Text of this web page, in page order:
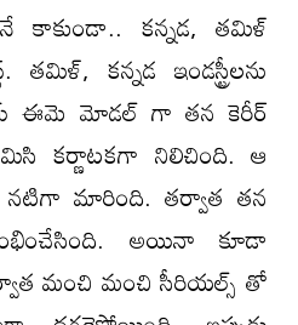
కాకుండా.. కన్నడ, తమిళ్
కన్నడ ఇండస్ట్రీలను
ఈమె మోడల్ గా తన కెరీర్
కర్ణాటకగా నిలిచింది. ఆ
నటిగా మారింది. తర్వాత తన
అయినా కూడా
మంచి మంచి సీరియల్స్ తో